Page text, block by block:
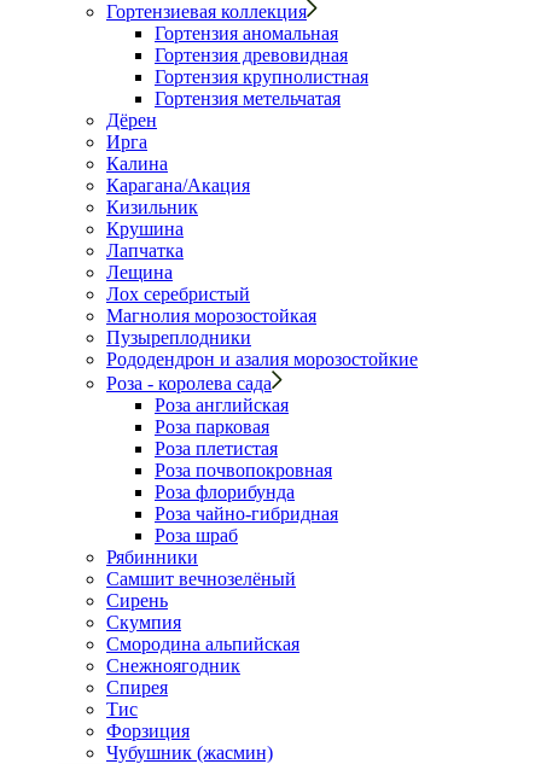
Гортензиевая коллекция
Гортензия аномальная
Гортензия древовидная
Гортензия крупнолистная
Гортензия метельчатая
Дёрен
Ирга
Калина
Карагана/Акация
Кизильник
Крушина
Лапчатка
Лещина
Лох серебристый
Магнолия морозостойкая
Пузыреплодники
Рододендрон и азалия морозостойкие
Роза - королева сада
Роза английская
Роза парковая
Роза плетистая
Роза почвопокровная
Роза флорибунда
Роза чайно-гибридная
Роза шраб
Рябинники
Самшит вечнозелёный
Сирень
Скумпия
Смородина альпийская
Снежноягодник
Спирея
Тис
Форзиция
Чубушник (жасмин)